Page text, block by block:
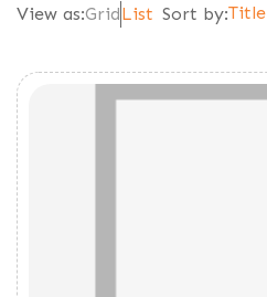
View as:GridList Sort by:Title